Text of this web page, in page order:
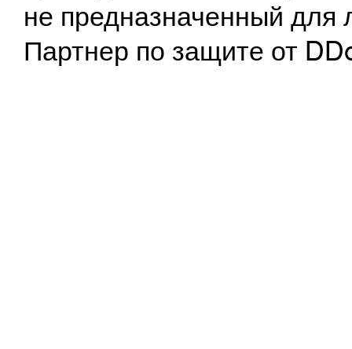
не предназначенный
Партнер по защите от